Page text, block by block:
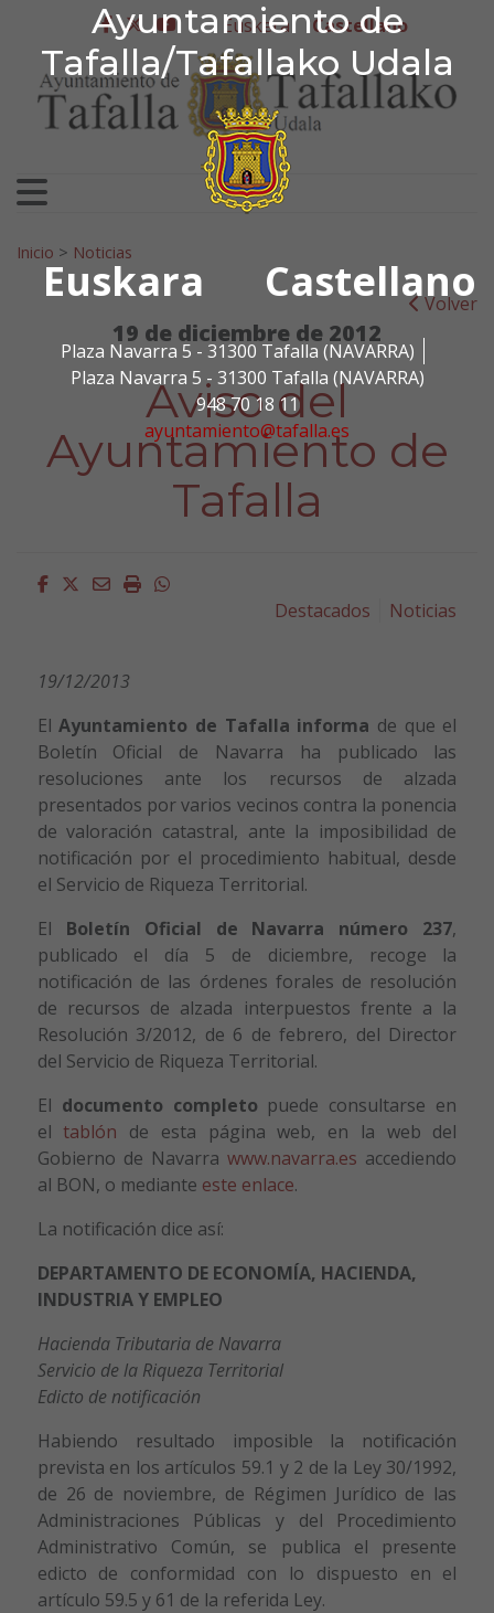
Ayuntamiento de
Tafalla/Tafallako Udala
Euskara Castellano
Plaza Navarra 5 - 31300 Tafalla (NAVARRA)
Plaza Navarra 5 - 31300 Tafalla (NAVARRA)
948 70 18 11
ayuntamiento@tafalla.es
Ir al contenido
Ayuntamiento de
facebook
twitter
youtube
Euskera Castellano
Search for:
Inicio > Noticias
Volver
19 de diciembre de 2012
Aviso del
Ayuntamiento de
Tafalla
Facebook
Twitter
EmailImprimirWhatsapp
Destacados
Noticias
19/12/2013
ElAyuntamiento de Tafalla informa de que el
Boletín Oficial de Navarra ha publicado las
resoluciones ante los recursos de alzada
presentados por varios vecinos contra la ponencia
de valoración catastral, ante la imposibilidad de
notificación por el procedimiento habitual, desde
el Servicio de Riqueza Territorial.
El Boletín Oficial de Navarra número 237,
publicado el día 5 de diciembre, recoge la
notificación de las órdenes forales de resolución
de recursos de alzada interpuestos frente a la
Resolución 3/2012, de 6 de febrero, del Director
del Servicio de Riqueza Territorial.
El documento completo puede consultarse en
el tablón de esta página web, en la web del
Gobierno de Navarrawww.navarra.es accediendo
al BON, o mediante este enlace.
La notificación dice así:
DEPARTAMENTO DE ECONOMÍA, HACIENDA,
INDUSTRIA Y EMPLEO
Hacienda Tributaria de Navarra
Servicio de la Riqueza Territorial
Edicto de notificación
Habiendo resultado imposible la notificación
prevista en los artículos 59.1 y 2 de la Ley 30/1992,
de 26 de noviembre, de Régimen Jurídico de las
Administraciones Públicas y del Procedimiento
Administrativo Común, se publica el presente
edicto de conformidad con lo dispuesto en el
artículo 59.5 y 61 de la referida Ley.